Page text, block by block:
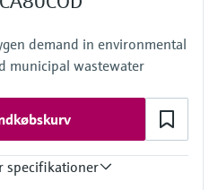
demand in environmental
municipal wastewater
specifikationer